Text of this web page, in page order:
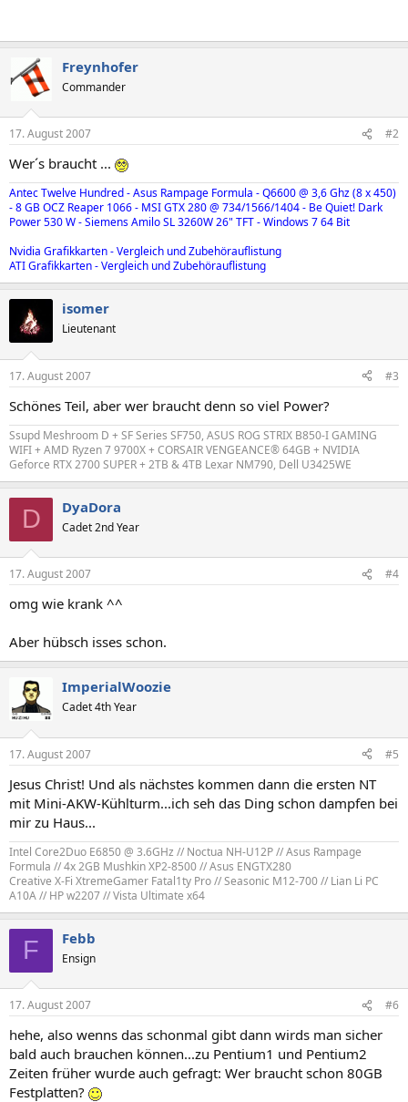
Freynhofer
Commander
17. August 2007 #2
Wer´s braucht ...
Antec Twelve Hundred - Asus Rampage Formula - Q6600 @ 3,6 Ghz (8 x 450)
- 8 GB OCZ Reaper 1066 - MSI GTX 280 @ 734/1566/1404 - Be Quiet! Dark
Power 530 W - Siemens Amilo SL 3260W 26" TFT - Windows 7 64 Bit
Nvidia Grafikkarten - Vergleich und Zubehörauflistung
ATI Grafikkarten - Vergleich und Zubehörauflistung
isomer
Lieutenant
17. August 2007 #3
Schönes Teil, aber wer braucht denn so viel Power?
Ssupd Meshroom D + SF Series SF750, ASUS ROG STRIX B850-I GAMING
WIFI + AMD Ryzen 7 9700X + CORSAIR VENGEANCE® 64GB + NVIDIA
Geforce RTX 2700 SUPER + 2TB & 4TB Lexar NM790, Dell U3425WE
D DyaDora
Cadet 2nd Year
17. August 2007 #4
omg wie krank ^^
Aber hübsch isses schon.
ImperialWoozie
Cadet 4th Year
17. August 2007 #5
Jesus Christ! Und als nächstes kommen dann die ersten NT
mit Mini-AKW-Kühlturm...ich seh das Ding schon dampfen bei
mir zu Haus...
Intel Core2Duo E6850 @ 3.6GHz // Noctua NH-U12P // Asus Rampage
Formula // 4x 2GB Mushkin XP2-8500 // Asus ENGTX280​
Creative X-Fi XtremeGamer Fatal1ty Pro // Seasonic M12-700 // Lian Li PC
A10A // HP w2207 // Vista Ultimate x64​
F Febb
Ensign
17. August 2007 #6
hehe, also wenns das schonmal gibt dann wirds man sicher
bald auch brauchen können...zu Pentium1 und Pentium2
Zeiten früher wurde auch gefragt: Wer braucht schon 80GB
Festplatten?